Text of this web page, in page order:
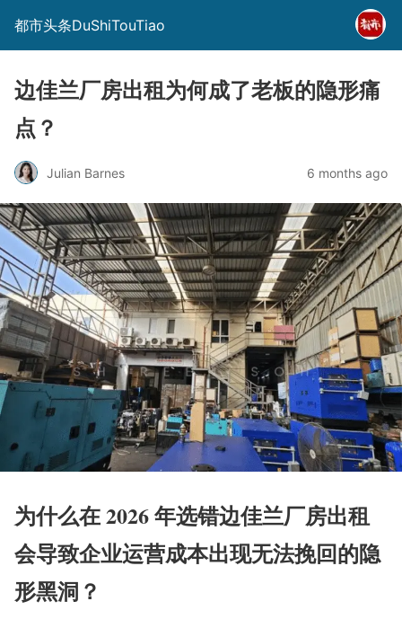
都市头条DuShiTouTiao
边佳兰厂房出租为何成了老板的隐形痛
点？
Julian Barnes 6 months ago
为什么在 2026 年选错边佳兰厂房出租
会导致企业运营成本出现无法挽回的隐
形黑洞？